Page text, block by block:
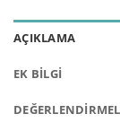
AÇIKLAMA
EK BILGI